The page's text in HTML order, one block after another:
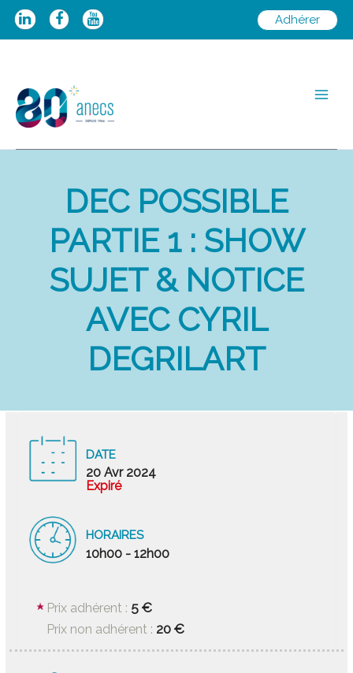
Aller
Adhérer
DEC POSSIBLE
PARTIE 1 : SHOW
SUJET & NOTICE
AVEC CYRIL
DEGRILART
DATE
20 Avr 2024
Expiré
HORAIRES
10h00 - 12h00
Prix adhérent : 5 €
Prix non adhérent : 20 €